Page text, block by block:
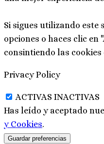
Si sigues utilizando este
opciones o haces clic en
consintiendo las cookies
Privacy Policy
ACTIVAS INACTIVAS
Has leído y aceptado
y Cookies.